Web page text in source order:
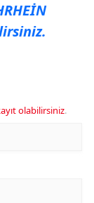
olabilirsiniz.